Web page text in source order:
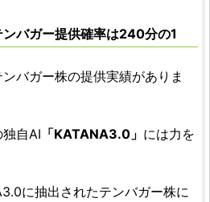
バガー提供確率は240分の1
バガー株の提供実績がありま
自AI 「KATANA3.0」 には力を
に抽出されたテンバガー株に